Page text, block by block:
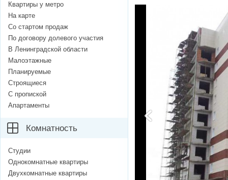
Квартиры у метро
На карте
Со стартом продаж
По договору долевого участия
В Ленинградской области
Малоэтажные
Планируемые
Строящиеся
С пропиской
Апартаменты
Комнатность
Студии
Однокомнатные квартиры
Двухкомнатные квартиры